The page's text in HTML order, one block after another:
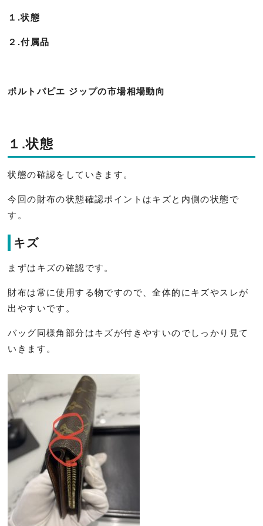
１.状態
２.付属品
ポルトパピエ ジップの市場相場動向
１.状態
状態の確認をしていきます。
今回の財布の状態確認ポイントはキズと内側の状態で
す。
キズ
まずはキズの確認です。
財布は常に使用する物ですので、全体的にキズやスレが
出やすいです。
バッグ同様角部分はキズが付きやすいのでしっかり見て
いきます。